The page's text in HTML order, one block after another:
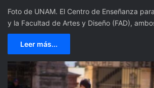
Foto de UNAM. El Centro de Enseñanza
y la Facultad de Artes y Diseño (FAD),
Leer más...